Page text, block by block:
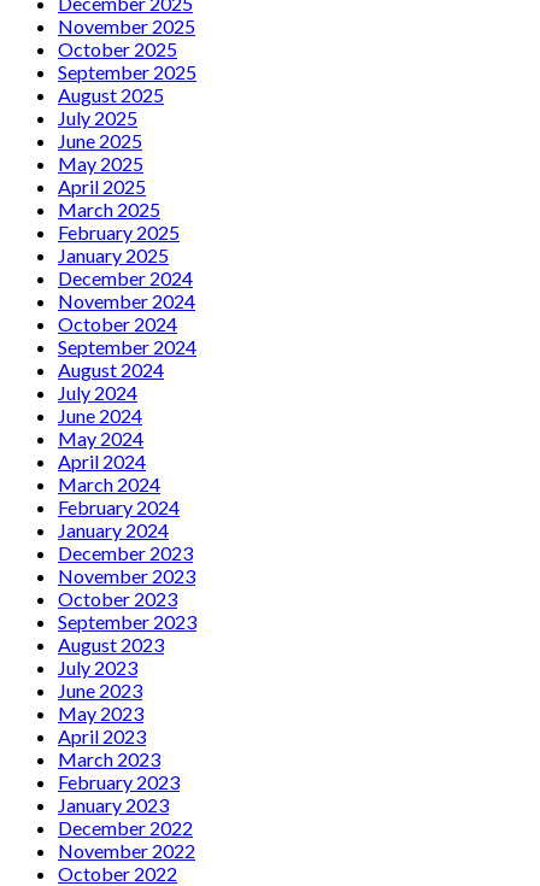
November 2025
October 2025
September 2025
August 2025
July 2025
June 2025
May 2025
April 2025
March 2025
February 2025
January 2025
December 2024
November 2024
October 2024
September 2024
August 2024
July 2024
June 2024
May 2024
April 2024
March 2024
February 2024
January 2024
December 2023
November 2023
October 2023
September 2023
August 2023
July 2023
June 2023
May 2023
April 2023
March 2023
February 2023
January 2023
December 2022
November 2022
October 2022